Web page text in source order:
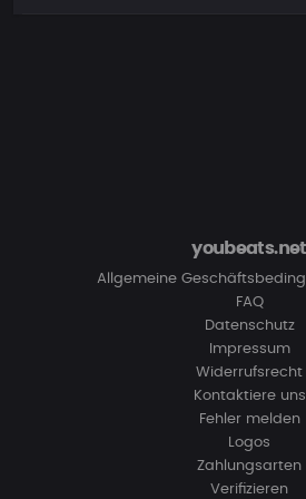
youbeats.net
Allgemeine
FAQ
Datenschutz
Impressum
Widerrufsrecht
Kontaktiere uns
Fehler melden
Logos
Zahlungsarten
Verifizieren